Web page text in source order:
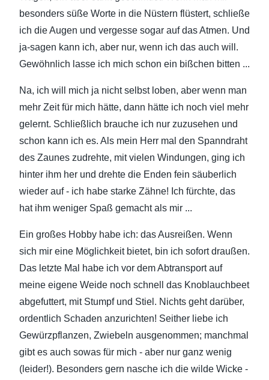
besonders süße Worte in die Nüstern flüstert, schließe
ich die Augen und vergesse sogar auf das Atmen. Und
ja-sagen kann ich, aber nur, wenn ich das auch will.
Gewöhnlich lasse ich mich schon ein bißchen bitten ...
Na, ich will mich ja nicht selbst loben, aber wenn man
mehr Zeit für mich hätte, dann hätte ich noch viel mehr
gelernt. Schließlich brauche ich nur zuzusehen und
schon kann ich es. Als mein Herr mal den Spanndraht
des Zaunes zudrehte, mit vielen Windungen, ging ich
hinter ihm her und drehte die Enden fein säuberlich
wieder auf - ich habe starke Zähne! Ich fürchte, das
hat ihm weniger Spaß gemacht als mir ...
Ein großes Hobby habe ich: das Ausreißen. Wenn
sich mir eine Möglichkeit bietet, bin ich sofort draußen.
Das letzte Mal habe ich vor dem Abtransport auf
meine eigene Weide noch schnell das Knoblauchbeet
abgefuttert, mit Stumpf und Stiel. Nichts geht darüber,
ordentlich Schaden anzurichten! Seither liebe ich
Gewürzpflanzen, Zwiebeln ausgenommen; manchmal
gibt es auch sowas für mich - aber nur ganz wenig
(leider!). Besonders gern nasche ich die wilde Wicke -